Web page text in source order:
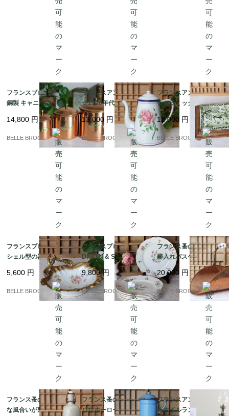
フランスブロカント |
銅製 キャニスター3点
セット (THÉ / CAFÉ / S
UCRE) | ヴィンテージ
雑貨｜フランス発送
（到着まで2-3週間）
14,800 円
BELLE BROCANTE
フランスアンティーク
☆1920年代 Japy La R
ose ホーロー コーヒー
ポット、シャビーシッ
クスタイル｜フランス
発送（到着まで2-3週
13,000 円
BELLE BROCANTE
フランスアンティーク
☆セラミックタイル鍋
敷き、鳥のモチーフ、
木製の縁取り｜フラン
ス発送（到着まで2-3週
間）
12,000 円
BELLE BROCANTE
フランスブロカント★
シェル型の器 ハンド
ル付 Maison Barbier｜
フランス発送（到着ま
で2-3週間）
5,600 円
BELLE BROCANTE
フランスブロカント★
DIGOIN & SARREGUE
MINES お皿7枚｜フラ
ンス発送（到着まで2-3
週間）
9,800円
BELLE BROCANTE
フランス蚤の市★銅製
薪入れバスケット｜フ
ランス発送（到着まで2
-3週間）
20,000 円
BELLE BROCANTE
フランス蚤の市★素朴
な風合いが魅力のアン
フランス蚤の市★レト
ロなホーローコーヒー
フランスアンティーク
★オイルランプ Lampe